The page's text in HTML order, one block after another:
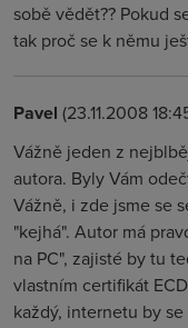
sobě vědět?? Pokud
tak proč se k němu
Pavel (23.11.2008
Vážně jeden z
autora. Byly Vám
Vážně, i zde jsme se
"kejhá". Autor má
na PC", zajisté by tu
vlastním certifikát
každý, internetu by